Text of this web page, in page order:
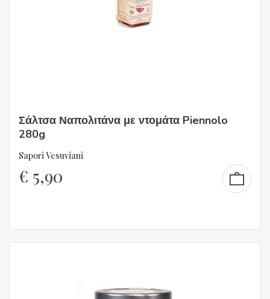
Σάλτσα Ναπολιτάνα με ντομάτα Piennolo
280g
Sapori Vesuviani
€ 5,90